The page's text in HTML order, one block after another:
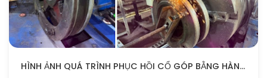
HÌNH ẢNH QUÁ TRÌNH PHỤC HỒI CỔ GÓP BẰNG HÀN PHỦ LASER CLADDING